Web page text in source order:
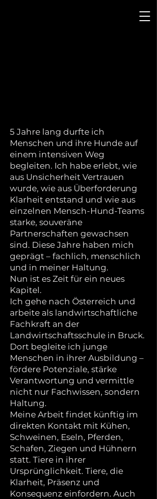
5 Jahre lang durfte ich
Menschen und ihre Hunde auf
einem intensiven Weg
begleiten. Ich habe erlebt, wie
aus Unsicherheit Vertrauen
wurde, wie aus Überforderung
Klarheit entstand und wie aus
einzelnen Mensch-Hund-Teams
starke, souveräne
Partnerschaften gewachsen
sind. Diese Jahre haben mich
geprägt – fachlich, menschlich
und in meiner Haltung.
Nun ist es Zeit für ein neues
Kapitel.
Ich gehe nach Österreich und
arbeite als landwirtschaftliche
Fachkraft an der
Landwirtschaftsschule in Bruck.
Dort begleite ich junge
Menschen in ihrer Ausbildung –
fördere Potenziale, stärke
Verantwortung und vermittle
nicht nur Fachwissen, sondern
Haltung.
Meine Arbeit findet künftig im
direkten Kontakt mit Kühen,
Schweinen, Eseln, Pferden,
Schafen, Ziegen und Hühnern
statt. Tiere in ihrer
Ursprünglichkeit. Tiere, die
Klarheit, Präsenz und
Konsequenz einfordern. Auch